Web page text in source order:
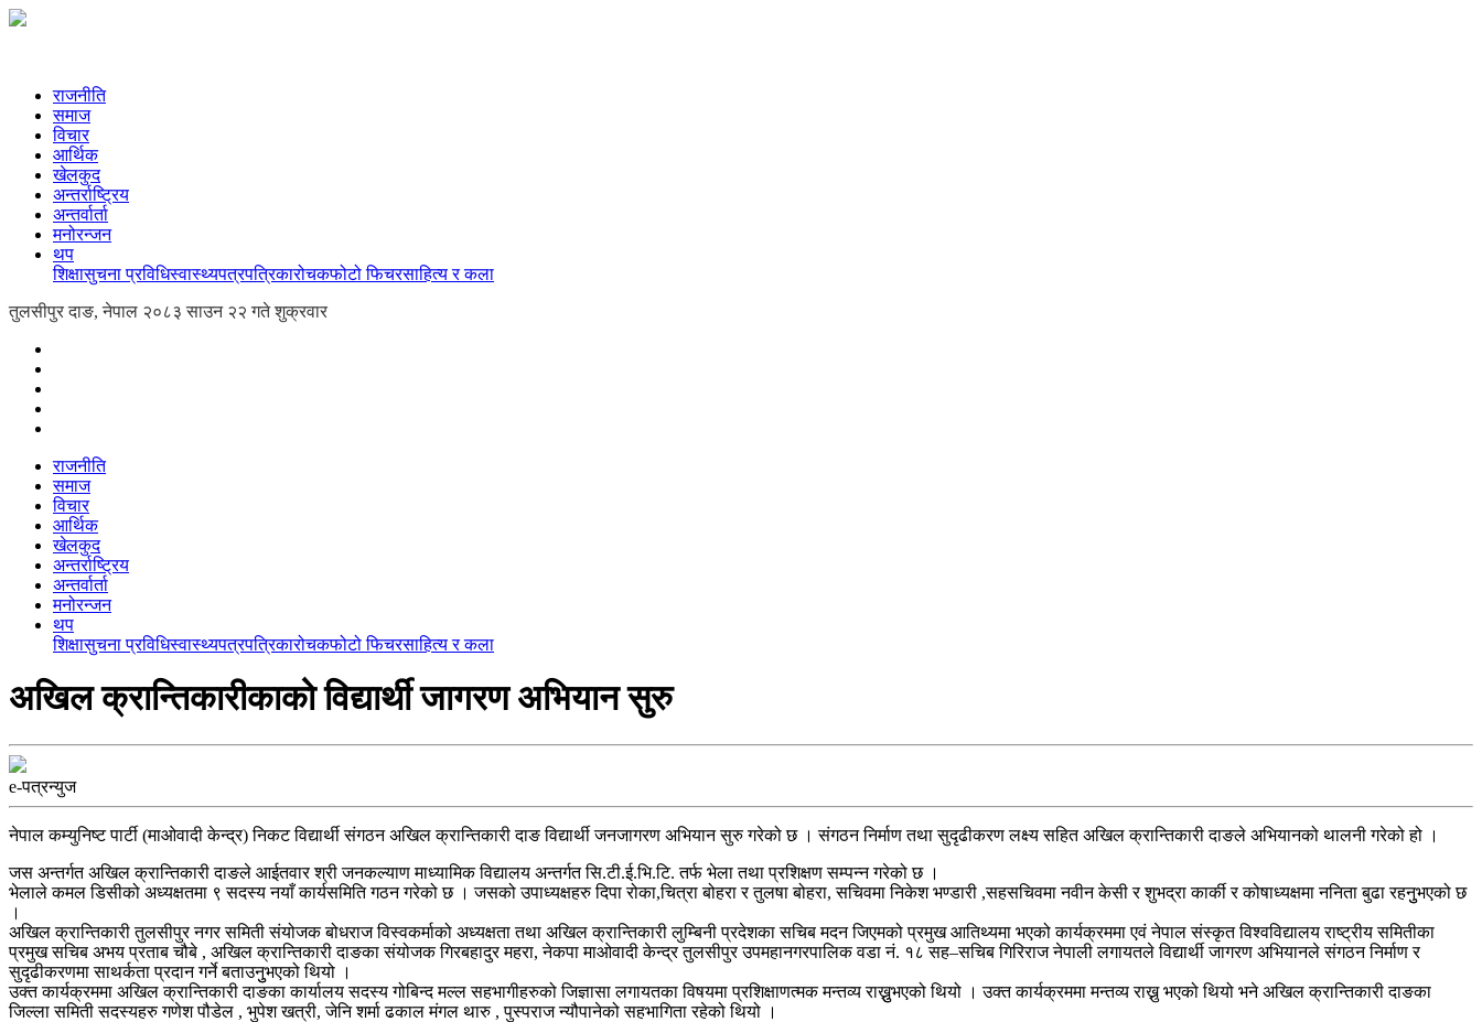
राजनीति
समाज
विचार
आर्थिक
खेलकुद
अन्तर्राष्ट्रिय
अन्तर्वार्ता
मनोरन्जन
थप
शिक्षासुचना प्रविधिस्वास्थ्यपत्रपत्रिकारोचकफोटो फिचरसाहित्य र कला
तुलसीपुर दाङ, नेपाल २०८३ साउन २२ गते शुक्रवार
राजनीति
समाज
विचार
आर्थिक
खेलकुद
अन्तर्राष्ट्रिय
अन्तर्वार्ता
मनोरन्जन
थप
शिक्षासुचना प्रविधिस्वास्थ्यपत्रपत्रिकारोचकफोटो फिचरसाहित्य र कला
अखिल क्रान्तिकारीकाको विद्यार्थी जागरण अभियान सुरु
e-पत्रन्युज
नेपाल कम्युनिष्ट पार्टी (माओवादी केन्द्र) निकट विद्यार्थी संगठन अखिल क्रान्तिकारी दाङ विद्यार्थी जनजागरण अभियान सुरु गरेको छ । संगठन निर्माण तथा सुदृढीकरण लक्ष्य सहित अखिल क्रान्तिकारी दाङले अभियानको थालनी गरेको हो ।
जस अन्तर्गत अखिल क्रान्तिकारी दाङले आईतवार श्री जनकल्याण माध्यामिक विद्यालय अन्तर्गत सि.टी.ई.भि.टि. तर्फ भेला तथा प्रशिक्षण सम्पन्न गरेको छ ।
भेलाले कमल डिसीको अध्यक्षतमा ९ सदस्य नयाँ कार्यसमिति गठन गरेको छ । जसको उपाध्यक्षहरु दिपा रोका,चित्रा बोहरा र तुलषा बोहरा, सचिवमा निकेश भण्डारी ,सहसचिवमा नवीन केसी र शुभद्रा कार्की र कोषाध्यक्षमा ननिता बुढा रहनुुभएको छ
।
अखिल क्रान्तिकारी तुलसीपुर नगर समिती संयोजक बोधराज विस्वकर्माको अध्यक्षता तथा अखिल क्रान्तिकारी लुम्बिनी प्रदेशका सचिब मदन जिएमको प्रमुख आतिथ्यमा भएको कार्यक्रममा एवं नेपाल संस्कृत विश्वविद्यालय राष्ट्रीय समितीका
प्रमुख सचिब अभय प्रताब चौबे , अखिल क्रान्तिकारी दाङका संयोजक गिरबहादुर महरा, नेकपा माओवादी केन्द्र तुलसीपुर उपमहानगरपालिक वडा नं. १८ सह–सचिब गिरिराज नेपाली लगायतले विद्यार्थी जागरण अभियानले संगठन निर्माण र
सुदृढीकरणमा साथर्कता प्रदान गर्ने बताउनुुभएको थियो ।
उक्त कार्यक्रममा अखिल क्रान्तिकारी दाङका कार्यालय सदस्य गोबिन्द मल्ल सहभागीहरुको जिज्ञासा लगायतका विषयमा प्रशिक्षाणत्मक मन्तव्य राख्नुुभएको थियो । उक्त कार्यक्रममा मन्तव्य राख्नु भएको थियो भने अखिल क्रान्तिकारी दाङका
जिल्ला समिती सदस्यहरु गणेश पौडेल , भुपेश खत्री, जेनि शर्मा ढकाल मंगल थारु , पुस्पराज न्यौपानेको सहभागिता रहेको थियो ।